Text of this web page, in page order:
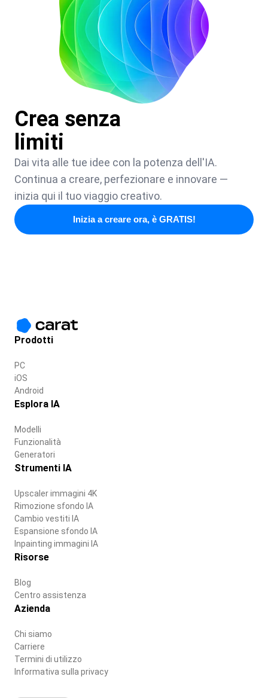
Crea senza
limiti
Dai vita alle tue idee con la potenza dell'IA.
Continua a creare, perfezionare e innovare —
inizia qui il tuo viaggio creativo.
Inizia a creare ora, è GRATIS!
Prodotti
PC
iOS
Android
Esplora IA
Modelli
Funzionalità
Generatori
Strumenti IA
Upscaler immagini 4K
Rimozione sfondo IA
Cambio vestiti IA
Espansione sfondo IA
Inpainting immagini IA
Risorse
Blog
Centro assistenza
Azienda
Chi siamo
Carriere
Termini di utilizzo
Informativa sulla privacy